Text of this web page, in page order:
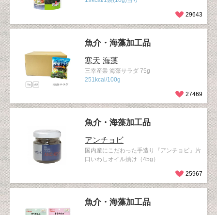
29643
魚介・海藻加工品
寒天 海藻
三幸産業 海藻サラダ 75g
251kcal/100g
27469
魚介・海藻加工品
アンチョビ
国内産にこだわった手造り『アンチョビ』片
口いわしオイル漬け（45g）
25967
魚介・海藻加工品